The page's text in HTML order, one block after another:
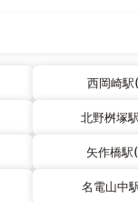
西岡崎駅
北野桝塚
矢作橋駅
名電山中